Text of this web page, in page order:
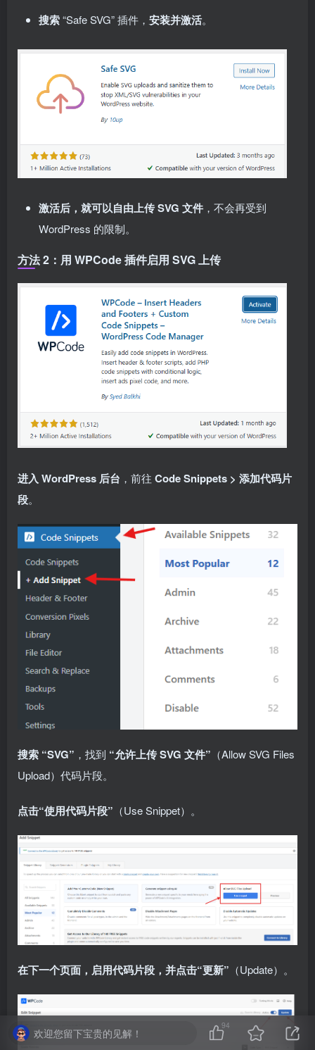
搜索“Safe SVG” 插件， 安装并激活。
激活后，就可以自由上传 SVG 文件 ，不会再受到
WordPress 的限制。
方法 2：用 WPCode 插件启用 SVG 上传
进入 WordPress 后台 ，前往 Code Snippets > 添加代码片
段。
搜索 “SVG” ，找到 “允许上传 SVG 文件” （Allow SVG Files
Upload）代码片段。
点击“使用代码片段” （Use Snippet）。
在下一个页面，启用代码片段，并点击“更新” （Update）。
欢迎您留下宝贵的见解！
94